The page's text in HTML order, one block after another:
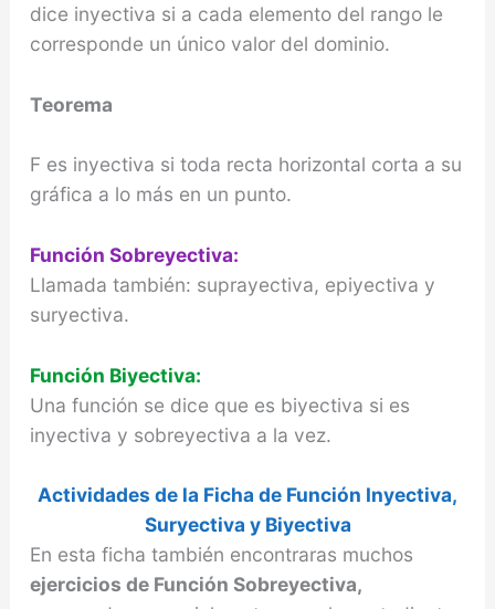
dice inyectiva si a cada elemento del rango le
corresponde un único valor del dominio.
Teorema
F es inyectiva si toda recta horizontal corta a su
gráfica a lo más en un punto.
Función Sobreyectiva:
Llamada también: suprayectiva, epiyectiva y
suryectiva.
Función Biyectiva:
Una función se dice que es biyectiva si es
inyectiva y sobreyectiva a la vez.
Actividades de la Ficha de Función Inyectiva,
Suryectiva y Biyectiva
En esta ficha también encontraras muchos
ejercicios de Función Sobreyectiva,